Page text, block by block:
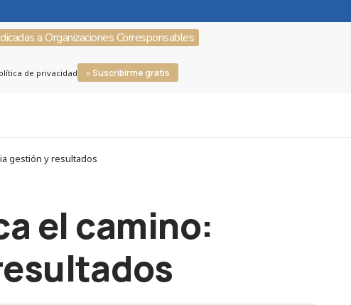
a Organizaciones Corresponsables
de privacidad » Suscribirme gratis
gestión y resultados
el camino: